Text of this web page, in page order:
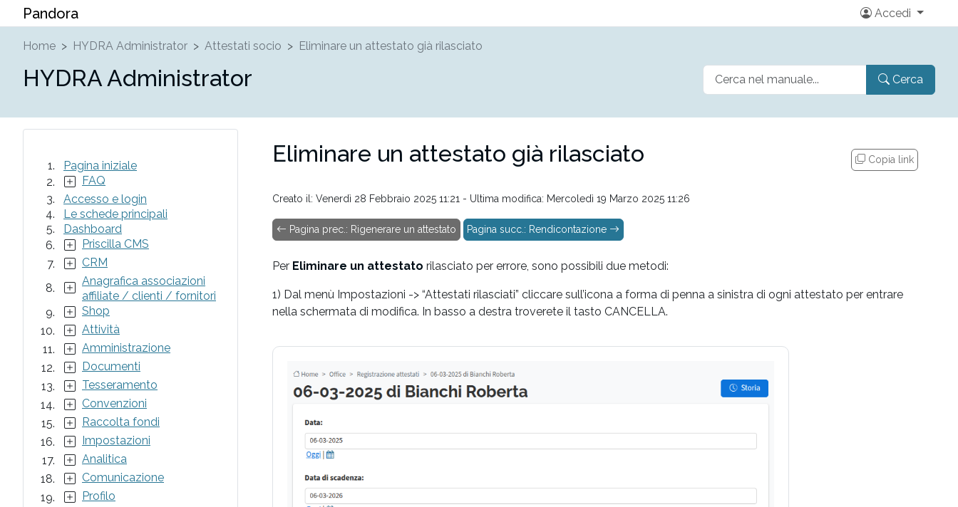
Pandora Accedi
Home HYDRA Administrator Attestati socio Eliminare un attestato già rilasciato
HYDRA Administrator Cerca
Pagina iniziale
FAQ
Accesso e login
Le schede principali
Dashboard
Priscilla CMS
CRM
Anagrafica associazioni
affiliate / clienti / fornitori
Shop
Attività
Amministrazione
Documenti
Tesseramento
Convenzioni
Raccolta fondi
Impostazioni
Analitica
Comunicazione
Profilo
Eliminare un attestato già rilasciato Copia link
Creato il: Venerdì 28 Febbraio 2025 11:21 - Ultima modifica: Mercoledì 19 Marzo 2025 11:26
Pagina prec.: Rigenerare un attestato Pagina succ.: Rendicontazione
Per Eliminare un attestato rilasciato per errore, sono possibili due metodi:
1) Dal menù Impostazioni -> “Attestati rilasciati” cliccare sull’icona a forma di penna a sinistra di ogni attestato per entrare
nella schermata di modifica. In basso a destra troverete il tasto CANCELLA.